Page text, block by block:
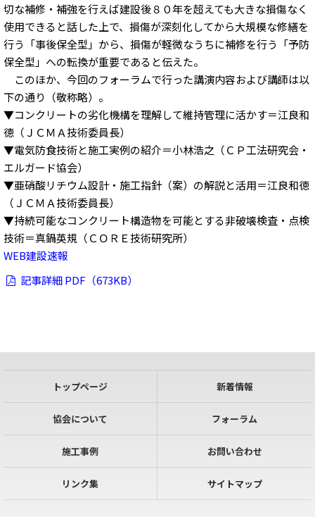
切な補修・補強を行えば建設後８０年を超えても大きな損傷なく
使用できると話した上で、損傷が深刻化してから大規模な修繕を
行う「事後保全型」から、損傷が軽微なうちに補修を行う「予防
保全型」への転換が重要であると伝えた。
このほか、今回のフォーラムで行った講演内容および講師は以
下の通り（敬称略）。
▼コンクリートの劣化機構を理解して維持管理に活かす＝江良和
徳（ＪＣＭＡ技術委員長）
▼電気防食技術と施工実例の紹介＝小林浩之（ＣＰ工法研究会・
エルガード協会）
▼亜硝酸リチウム設計・施工指針（案）の解説と活用＝江良和徳
（ＪＣＭＡ技術委員長）
▼持続可能なコンクリート構造物を可能とする非破壊検査・点検
技術＝真鍋英規（ＣＯＲＥ技術研究所）
WEB建設速報
記事詳細 PDF（673KB）
トップページ 新着情報
協会について フォーラム
施工事例 お問い合わせ
リンク集 サイトマップ